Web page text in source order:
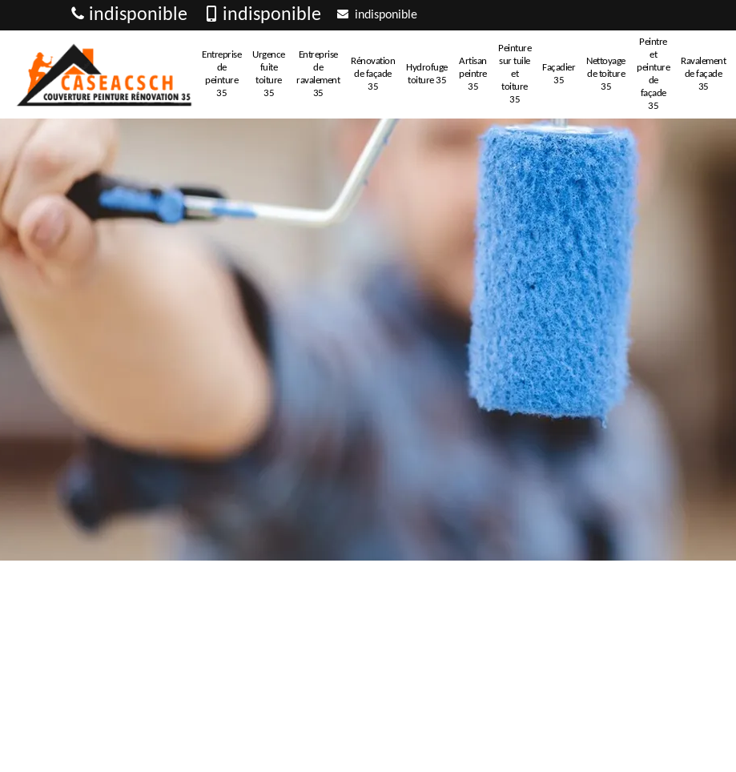
indisponible indisponible indisponible
Entreprise
de
peinture
35
Urgence
fuite
toiture
35
Entreprise
de
ravalement
35
Rénovation
de façade
35
Hydrofuge
toiture 35
Artisan
peintre
35
Peinture
sur tuile
et
toiture
35
Façadier
35
Nettoyage
de toiture
35
Peintre
et
peinture
de
façade
35
Ravalement
de façade
35